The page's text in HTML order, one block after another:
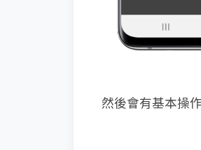
然後會有基本操